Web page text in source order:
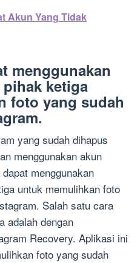
Akun Yang Tidak
menggunakan
ketiga
foto yang sudah
yang sudah dihapus
menggunakan akun
menggunakan
untuk memulihkan foto
Salah satu cara
adalah dengan
Recovery. Aplikasi ini
foto yang sudah